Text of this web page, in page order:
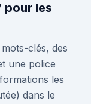
pour les
clés, des
une police
les
dans le